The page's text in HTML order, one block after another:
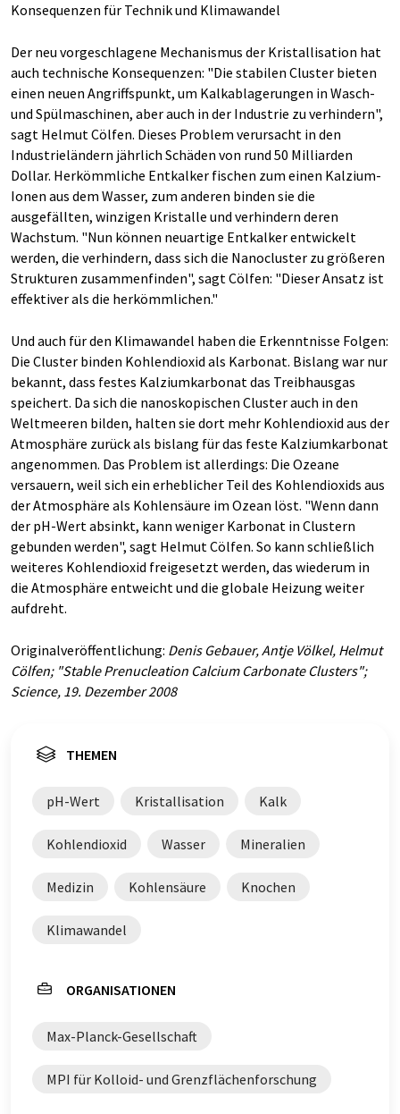
Konsequenzen für Technik und Klimawandel
Der neu vorgeschlagene Mechanismus der Kristallisation hat
auch technische Konsequenzen: "Die stabilen Cluster bieten
einen neuen Angriffspunkt, um Kalkablagerungen in Wasch-
und Spülmaschinen, aber auch in der Industrie zu verhindern",
sagt Helmut Cölfen. Dieses Problem verursacht in den
Industrieländern jährlich Schäden von rund 50 Milliarden
Dollar. Herkömmliche Entkalker fischen zum einen Kalzium-
Ionen aus dem Wasser, zum anderen binden sie die
ausgefällten, winzigen Kristalle und verhindern deren
Wachstum. "Nun können neuartige Entkalker entwickelt
werden, die verhindern, dass sich die Nanocluster zu größeren
Strukturen zusammenfinden", sagt Cölfen: "Dieser Ansatz ist
effektiver als die herkömmlichen."
Und auch für den Klimawandel haben die Erkenntnisse Folgen:
Die Cluster binden Kohlendioxid als Karbonat. Bislang war nur
bekannt, dass festes Kalziumkarbonat das Treibhausgas
speichert. Da sich die nanoskopischen Cluster auch in den
Weltmeeren bilden, halten sie dort mehr Kohlendioxid aus der
Atmosphäre zurück als bislang für das feste Kalziumkarbonat
angenommen. Das Problem ist allerdings: Die Ozeane
versauern, weil sich ein erheblicher Teil des Kohlendioxids aus
der Atmosphäre als Kohlensäure im Ozean löst. "Wenn dann
der pH-Wert absinkt, kann weniger Karbonat in Clustern
gebunden werden", sagt Helmut Cölfen. So kann schließlich
weiteres Kohlendioxid freigesetzt werden, das wiederum in
die Atmosphäre entweicht und die globale Heizung weiter
aufdreht.
Originalveröffentlichung: Denis Gebauer, Antje Völkel, Helmut
Cölfen; "Stable Prenucleation Calcium Carbonate Clusters";
Science, 19. Dezember 2008
THEMEN
pH-Wert Kristallisation Kalk
Kohlendioxid Wasser Mineralien
Medizin Kohlensäure Knochen
Klimawandel
ORGANISATIONEN
Max-Planck-Gesellschaft
MPI für Kolloid- und Grenzflächenforschung